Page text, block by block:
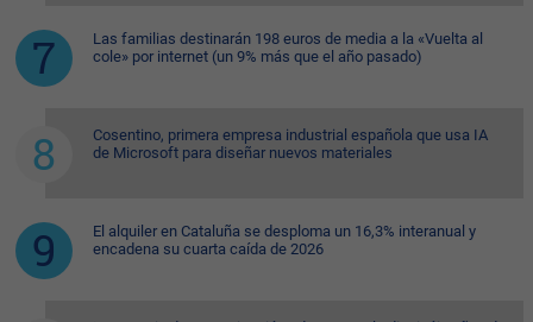
Las familias destinarán 198 euros de media a la «Vuelta al
cole» por internet (un 9% más que el año pasado)
Cosentino, primera empresa industrial española que usa IA
de Microsoft para diseñar nuevos materiales
El alquiler en Cataluña se desploma un 16,3% interanual y
encadena su cuarta caída de 2026